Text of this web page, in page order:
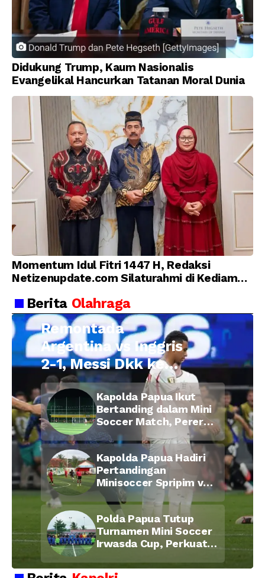
Didukung Trump, Kaum Nasionalis
Evangelikal Hancurkan Tatanan Moral Dunia
Momentum Idul Fitri 1447 H, Redaksi
Netizenupdate.com Silaturahmi di Kediaman
Berita Olahraga
Remontada
Argentina vs Inggris
2-1, Messi Dkk ke
Final Piala Dunia
2026
Kapolda Papua Ikut
Bertanding dalam Mini
Soccer Match, Pererat
Kebersamaan Personel
di Bulan Ramadan
Kapolda Papua Hadiri
Pertandingan
Minisoccer Spripim vs
Bid Propam, Pererat
Soliditas dan
Kebersamaan Personel
Polda Papua Tutup
Turnamen Mini Soccer
Irwasda Cup, Perkuat
Kebersamaan Personel